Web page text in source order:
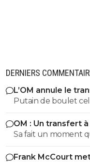
DERNIERS
L’OM annule le
Putain de boulet
OM : Un transfert
Sa fait un moment
etait top mais
et bon vent a lui
Frank McCourt